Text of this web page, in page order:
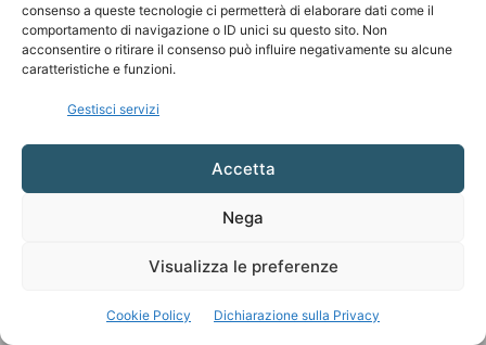
consenso a queste tecnologie ci permetterà di elaborare dati come il
comportamento di navigazione o ID unici su questo sito. Non
acconsentire o ritirare il consenso può influire negativamente su alcune
caratteristiche e funzioni.
Gestisci servizi
Accetta
Nega
Visualizza le preferenze
Cookie Policy Dichiarazione sulla Privacy